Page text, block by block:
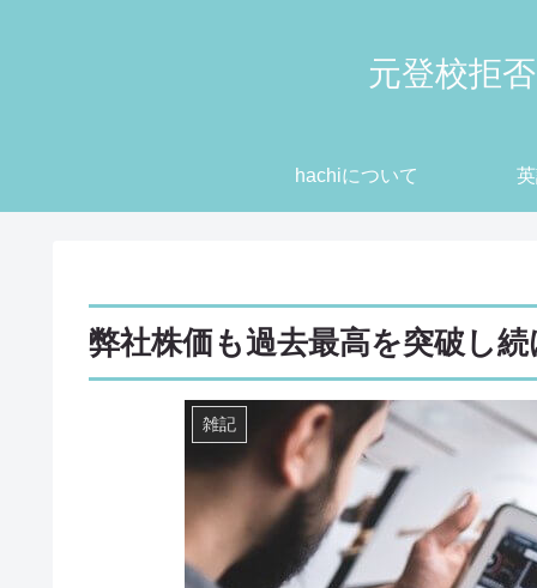
元登校拒
hachiについて
弊社株価も過去最高を突破し
雑記